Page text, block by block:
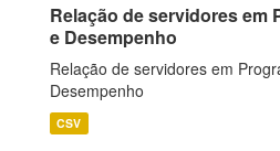
Relação de servidores em
e Desempenho
Relação de servidores em
Desempenho
CSV